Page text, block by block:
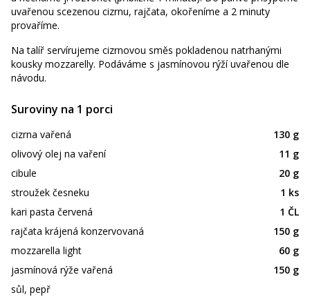
uvařenou scezenou cizrnu, rajčata, okořeníme a 2 minuty
provaříme.
Na talíř servírujeme cizrnovou směs pokladenou natrhanými
kousky mozzarelly. Podáváme s jasmínovou rýží uvařenou dle
návodu.
Suroviny na 1 porci
cizrna vařená
130 g
olivový olej na vaření
11 g
cibule
20 g
stroužek česneku
1 ks
kari pasta červená
1 ČL
rajčata krájená konzervovaná
150 g
mozzarella light
60 g
jasmínová rýže vařená
150 g
sůl, pepř